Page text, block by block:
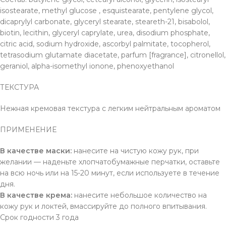
isostearate, methyl glucose , esquistearate, pentylene glycol,
dicaprylyl carbonate, glyceryl stearate, steareth-21, bisabolol,
biotin, lecithin, glyceryl caprylate, urea, disodium phosphate,
citric acid, sodium hydroxide, ascorbyl palmitate, tocopherol,
tetrasodium glutamate diacetate, parfum [fragrance], citronellol,
geraniol, alpha-isomethyl ionone, phenoxyethanol
ТЕКСТУРА
Нежная кремовая текстура с легким нейтральным ароматом
ПРИМЕНЕНИЕ
В качестве маски: нанесите на чистую кожу рук, при
желании — наденьте хлопчатобумажные перчатки, оставьте
на всю ночь или на 15-20 минут, если используете в течение
дня.
В качестве крема: нанесите небольшое количество на
кожу рук и локтей, вмассируйте до полного впитывания.
Срок годности 3 года